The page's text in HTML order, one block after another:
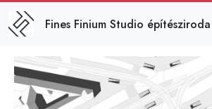
Ugrás a tartalomra
Fines Finium Studio építésziroda